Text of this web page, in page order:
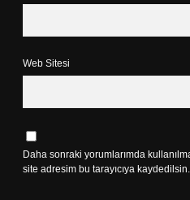
Web Sitesi
Daha sonraki yorumlarımda
site adresim bu tarayıcıya kaydedilsin.